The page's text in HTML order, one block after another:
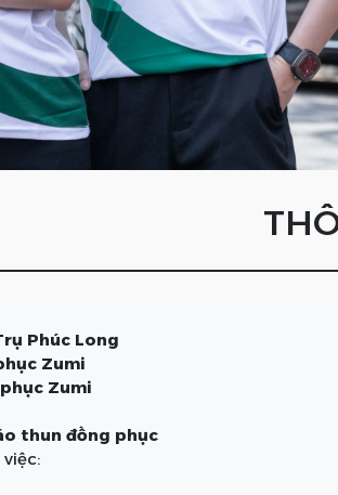
Phúc Long
Zumi
Zumi
thun đồng phục